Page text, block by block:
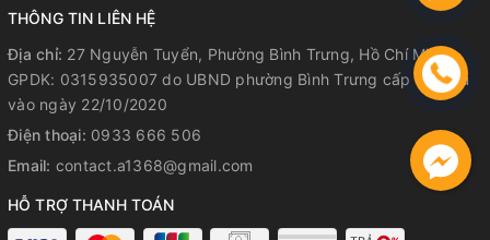
THÔNG TIN LIÊN HỆ
Địa chỉ: 27 Nguyễn Tuyển, Phường Bình Trưng, Hồ Chí Minh
GPDK: 0315935007 do UBND phường Bình Trưng cấp lần đầu
vào ngày 22/10/2020
Điện thoại: 0933 666 506
Email: contact.a1368@gmail.com
HỖ TRỢ THANH TOÁN